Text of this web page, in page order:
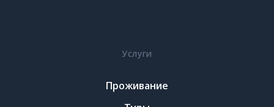
Услуги
Проживание